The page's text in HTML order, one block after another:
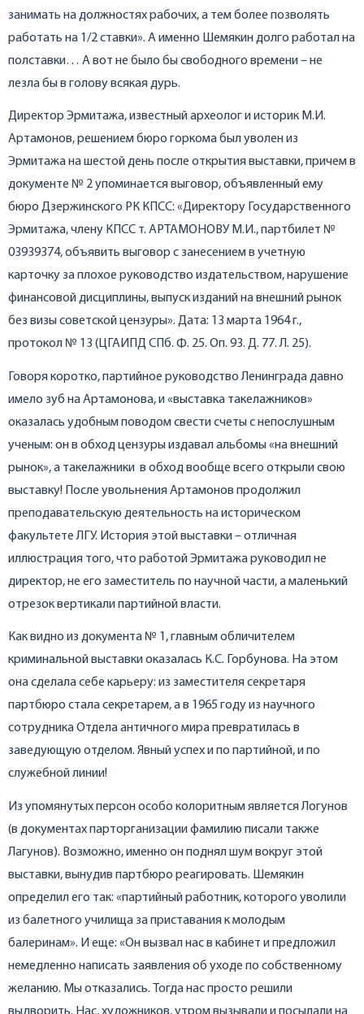
занимать на должностях рабочих, а тем более позволять
работать на 1/2 ставки». А именно Шемякин долго работал на
полставки… А вот не было бы свободного времени – не
лезла бы в голову всякая дурь.
Директор Эрмитажа, известный археолог и историк М.И.
Артамонов, решением бюро горкома был уволен из
Эрмитажа на шестой день после открытия выставки, причем в
документе № 2 упоминается выговор, объявленный ему
бюро Дзержинского РК КПСС: «Директору Государственного
Эрмитажа, члену КПСС т. АРТАМОНОВУ М.И., партбилет №
03939374, объявить выговор с занесением в учетную
карточку за плохое руководство издательством, нарушение
финансовой дисциплины, выпуск изданий на внешний рынок
без визы советской цензуры». Дата: 13 марта 1964 г.,
протокол № 13 (ЦГАИПД СПб. Ф. 25. Оп. 93. Д. 77. Л. 25).
Говоря коротко, партийное руководство Ленинграда давно
имело зуб на Артамонова, и «выставка такелажников»
оказалась удобным поводом свести счеты с непослушным
ученым: он в обход цензуры издавал альбомы «на внешний
рынок», а такелажники в обход вообще всего открыли свою
выставку! После увольнения Артамонов продолжил
преподавательскую деятельность на историческом
факультете ЛГУ. История этой выставки – отличная
иллюстрация того, что работой Эрмитажа руководил не
директор, не его заместитель по научной части, а маленький
отрезок вертикали партийной власти.
Как видно из документа № 1, главным обличителем
криминальной выставки оказалась К.С. Горбунова. На этом
она сделала себе карьеру: из заместителя секретаря
партбюро стала секретарем, а в 1965 году из научного
сотрудника Отдела античного мира превратилась в
заведующую отделом. Явный успех и по партийной, и по
служебной линии!
Из упомянутых персон особо колоритным является Логунов
(в документах парторганизации фамилию писали также
Лагунов). Возможно, именно он поднял шум вокруг этой
выставки, вынудив партбюро реагировать. Шемякин
определил его так: «партийный работник, которого уволили
из балетного училища за приставания к молодым
балеринам». И еще: «Он вызвал нас в кабинет и предложил
немедленно написать заявления об уходе по собственному
желанию. Мы отказались. Тогда нас просто решили